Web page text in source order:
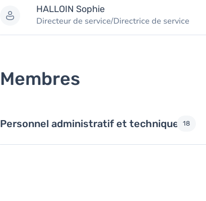
HALLOIN Sophie
Directeur de service/Directrice de service
Membres
Personnel administratif et technique 18